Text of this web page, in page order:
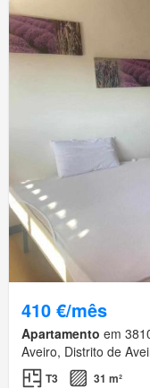
410 €/mês
Apartamento em
Aveiro, Distrito de
T3
31 m²